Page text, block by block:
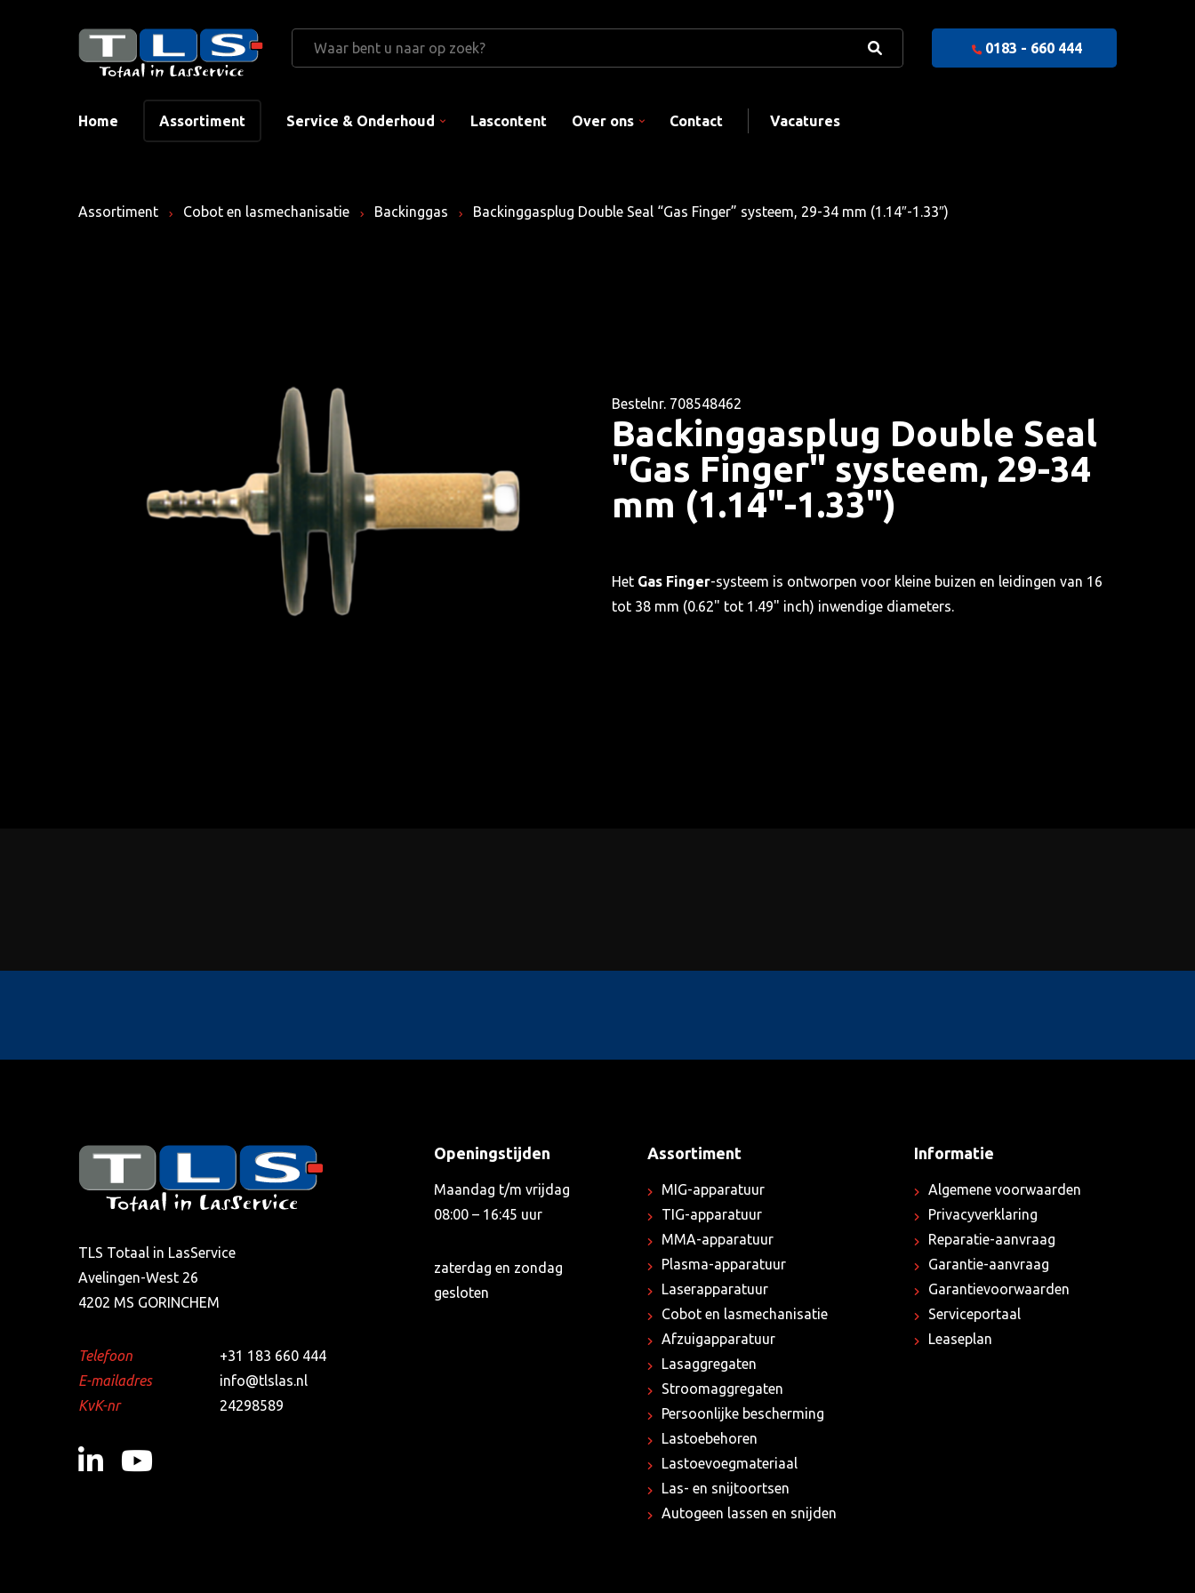
0183 - 660 444
Home Assortiment Service & Onderhoud Lascontent Over ons Contact Vacatures
Assortiment Cobot en lasmechanisatie Backinggas Backinggasplug Double Seal “Gas Finger” systeem, 29-34 mm (1.14″-1.33″)
Bestelnr. 708548462
Backinggasplug Double Seal
"Gas Finger" systeem, 29-34
mm (1.14"-1.33")
Het Gas Finger-systeem is ontworpen voor kleine buizen en leidingen van 16
tot 38 mm (0.62" tot 1.49" inch) inwendige diameters.
TLS Totaal in LasService
Avelingen-West 26
4202 MS GORINCHEM
Telefoon
+31 183 660 444
E-mailadres
info@tlslas.nl
KvK-nr
24298589
Openingstijden
Maandag t/m vrijdag
08:00 – 16:45 uur
zaterdag en zondag
gesloten
Assortiment
MIG-apparatuur
TIG-apparatuur
MMA-apparatuur
Plasma-apparatuur
Laserapparatuur
Cobot en lasmechanisatie
Afzuigapparatuur
Lasaggregaten
Stroomaggregaten
Persoonlijke bescherming
Lastoebehoren
Lastoevoegmateriaal
Las- en snijtoortsen
Autogeen lassen en snijden
Informatie
Algemene voorwaarden
Privacyverklaring
Reparatie-aanvraag
Garantie-aanvraag
Garantievoorwaarden
Serviceportaal
Leaseplan